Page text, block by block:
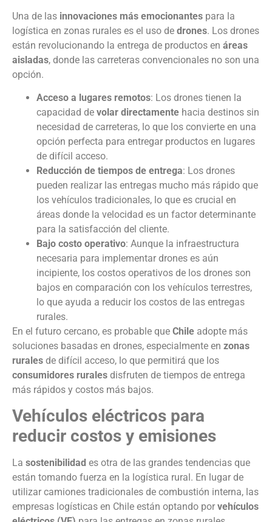
Una de las innovaciones más emocionantes para la
logística en zonas rurales es el uso de drones. Los drones
están revolucionando la entrega de productos en áreas
aisladas, donde las carreteras convencionales no son una
opción.
Acceso a lugares remotos: Los drones tienen la
capacidad de volar directamente hacia destinos sin
necesidad de carreteras, lo que los convierte en una
opción perfecta para entregar productos en lugares
de difícil acceso.
Reducción de tiempos de entrega: Los drones
pueden realizar las entregas mucho más rápido que
los vehículos tradicionales, lo que es crucial en
áreas donde la velocidad es un factor determinante
para la satisfacción del cliente.
Bajo costo operativo: Aunque la infraestructura
necesaria para implementar drones es aún
incipiente, los costos operativos de los drones son
bajos en comparación con los vehículos terrestres,
lo que ayuda a reducir los costos de las entregas
rurales.
En el futuro cercano, es probable que Chile adopte más
soluciones basadas en drones, especialmente en zonas
rurales de difícil acceso, lo que permitirá que los
consumidores rurales disfruten de tiempos de entrega
más rápidos y costos más bajos.
Vehículos eléctricos para
reducir costos y emisiones
La sostenibilidad es otra de las grandes tendencias que
están tomando fuerza en la logística rural. En lugar de
utilizar camiones tradicionales de combustión interna, las
empresas logísticas en Chile están optando por vehículos